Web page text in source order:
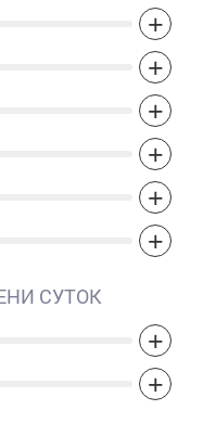
+
+
+
+
+
+
СУТОК
+
+